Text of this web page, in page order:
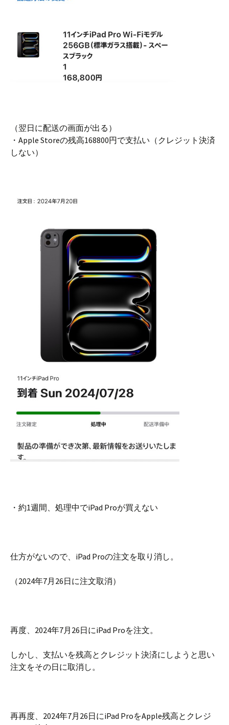
（翌日に配送の画面が出る）
・Apple Storeの残高168800円で支払い（クレジット決済
しない）
・約1週間、処理中でiPad Proが買えない
仕方がないので、iPad Proの注文を取り消し。
（2024年7月26日に注文取消）
再度、2024年7月26日にiPad Proを注文。
しかし、支払いを残高とクレジット決済にしようと思い
注文をその日に取消し。
再再度、2024年7月26日にiPad ProをApple残高とクレジ